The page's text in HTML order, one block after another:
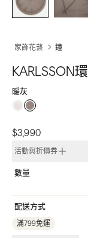
家飾花藝 鐘
KARLSSON
暖灰
$3,990
活動與折價券
數量
配送方式
滿799免運